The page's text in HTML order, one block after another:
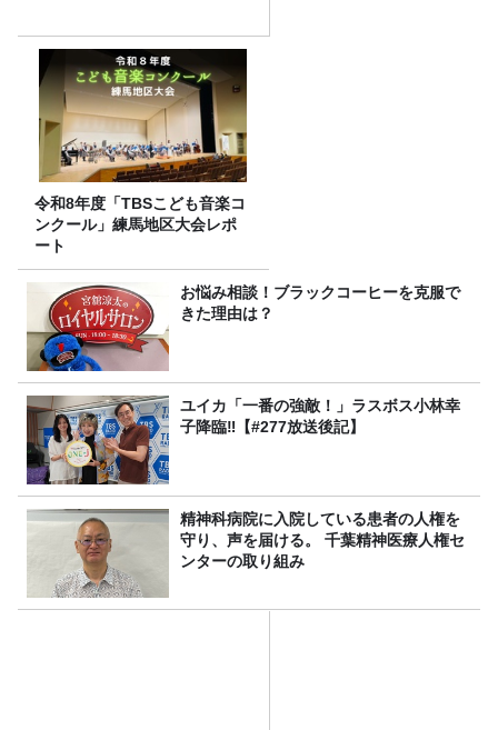
令和8年度「TBSこども音楽コ
ンクール」練馬地区大会レポ
ート
お悩み相談！ブラックコーヒーを克服で
きた理由は？
ユイカ「一番の強敵！」ラスボス小林幸
子降臨‼【#277放送後記】
精神科病院に入院している患者の人権を
守り、声を届ける。 千葉精神医療人権セ
ンターの取り組み